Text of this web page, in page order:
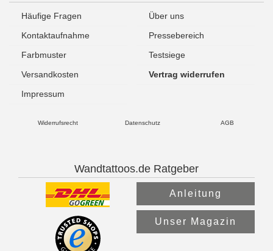
Häufige Fragen
Über uns
Kontaktaufnahme
Pressebereich
Farbmuster
Testsiege
Versandkosten
Vertrag widerrufen
Impressum
Widerrufsrecht Datenschutz AGB
Wandtattoos.de Ratgeber
Anleitung
Unser Magazin